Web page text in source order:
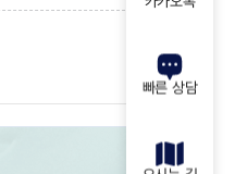
빠른 상담